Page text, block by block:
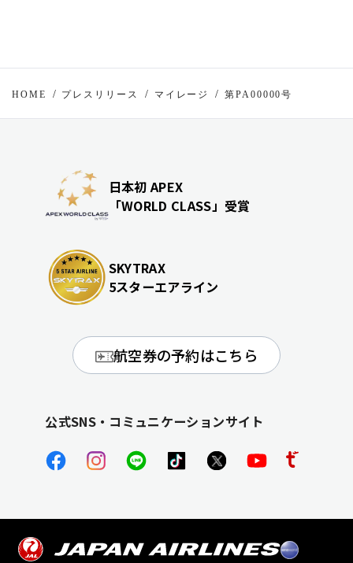
HOME プレスリリース マイレージ 第PA00000号
日本初 APEX
「WORLD CLASS」受賞
SKYTRAX
5スターエアライン
航空券の予約はこちら
公式SNS・コミュニケーションサイト